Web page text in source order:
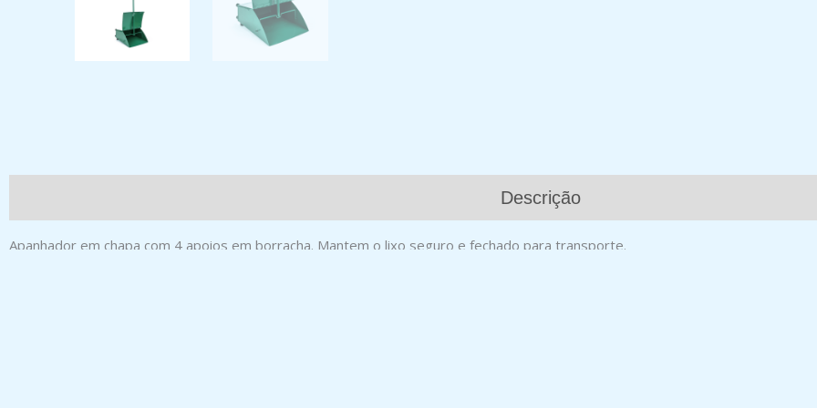
Descrição
Apanhador em chapa com 4 apoios em borracha. Mantem o lixo seguro e fechado para transporte.